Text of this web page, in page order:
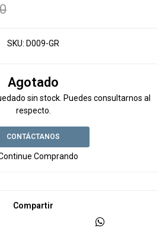
SKU: D009-GR
Agotado
sin stock. Puedes consultarnos al
respecto.
CONTÁCTANOS
Comprando
Compartir